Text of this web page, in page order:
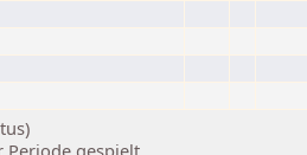
Periode gespielt